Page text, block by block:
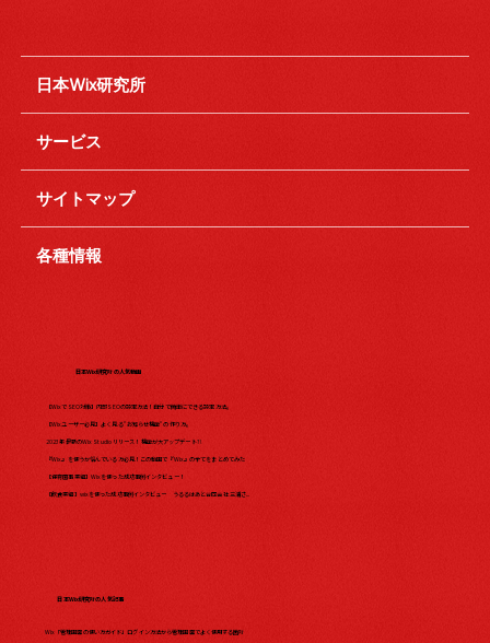
日本Wix研究所の人気動画
【WixでSEO対策】内部SEOの設定方法！自分で簡単にできる設定方法。
【Wixユーザー必見】よく見る"お知らせ機能"の作り方。
2023年最新のWix Studio リリース！機能が大アップデート?!
『Wix』を使うか悩んでいる方必見！この動画で『Wix』の全てをまとめてみた​
【保育園事業編】Wixを使った成功事例インタビュー！
【飲食業編】wixを使った成功事例インタビュー うるるはあと合同会社 三浦さ...
日本Wix研究所の人気記事
Wix「管理画面の使い方ガイド」ログイン方法から管理画面でよく使用する箇所
日本Wix研究所
サービス
サイトマップ
各種情報